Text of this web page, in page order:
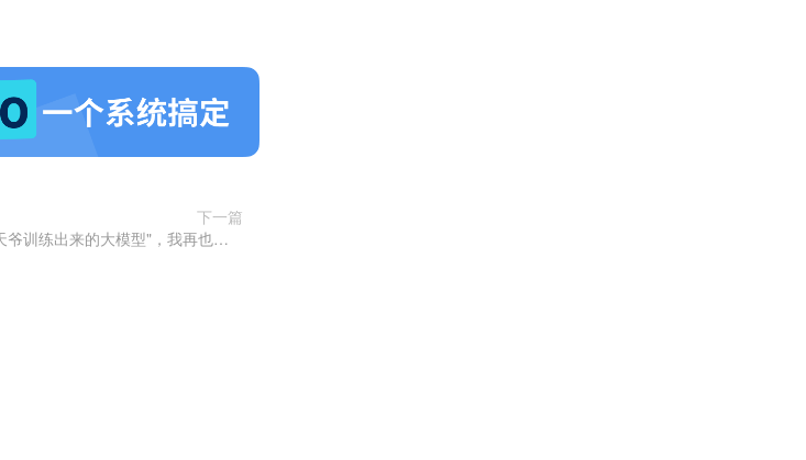
下一篇
自从想明白"人是老天爷训练出来的大模型"，我再也不想玩手机了